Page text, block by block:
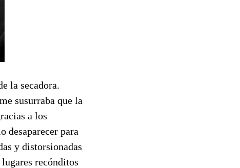
la secadora.
susurraba que la
a los
desaparecer para
y distorsionadas
recónditos